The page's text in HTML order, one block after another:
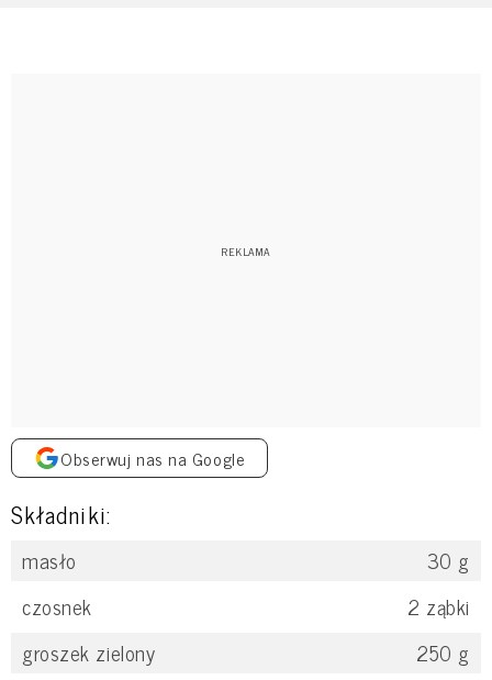
Obserwuj nas na Google
Składniki:
masło 30 g
czosnek
2 ząbki
groszek zielony
250 g